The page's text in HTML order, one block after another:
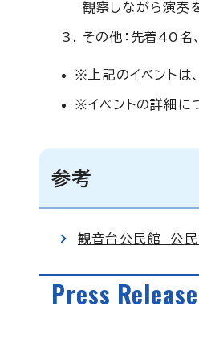
観察しながら演奏
その他：先着40名
※上記のイベントは
※イベントの詳細に
参考
観音台公民館 公
Press Release